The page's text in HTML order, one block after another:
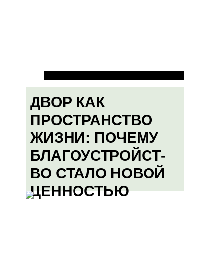
ДВОР КАК
ПРОСТРАНСТВО
ЖИЗНИ: ПОЧЕМУ
БЛАГОУСТРОЙСТ-
ВО СТАЛО НОВОЙ
ЦЕННОСТЬЮ